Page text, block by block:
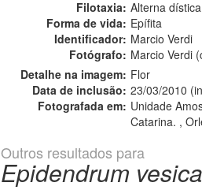
Filotaxia: Alterna dística
Forma de vida: Epífita
Identificador: Marcio Verdi
Fotógrafo: Marcio Verdi
Detalhe na imagem: Flor
Data de inclusão: 23/03/2010
Fotografada em: Unidade
Catarina. ,
Outros resultados para
Epidendrum